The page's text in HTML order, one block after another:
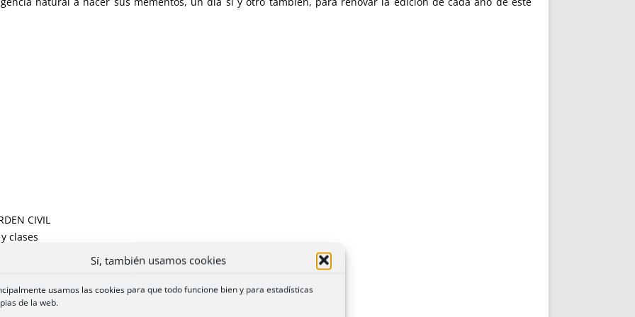
Sí, también usamos cookies
usamos las cookies para que todo funcione bien y para estadísticas
de la web.
CIVIL
clases
de indignidad